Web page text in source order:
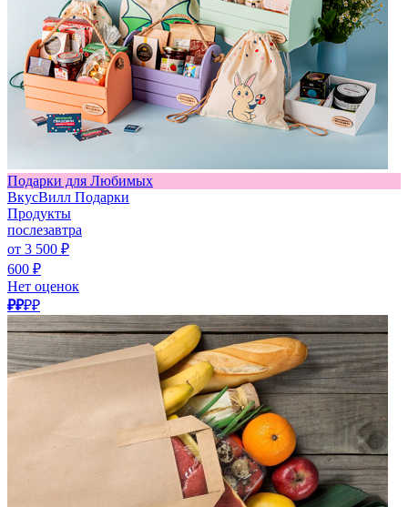
Подарки для Любимых
ВкусВилл Подарки
Продукты
послезавтра
от 3 500 ₽
600 ₽
Нет оценок
₽₽₽₽